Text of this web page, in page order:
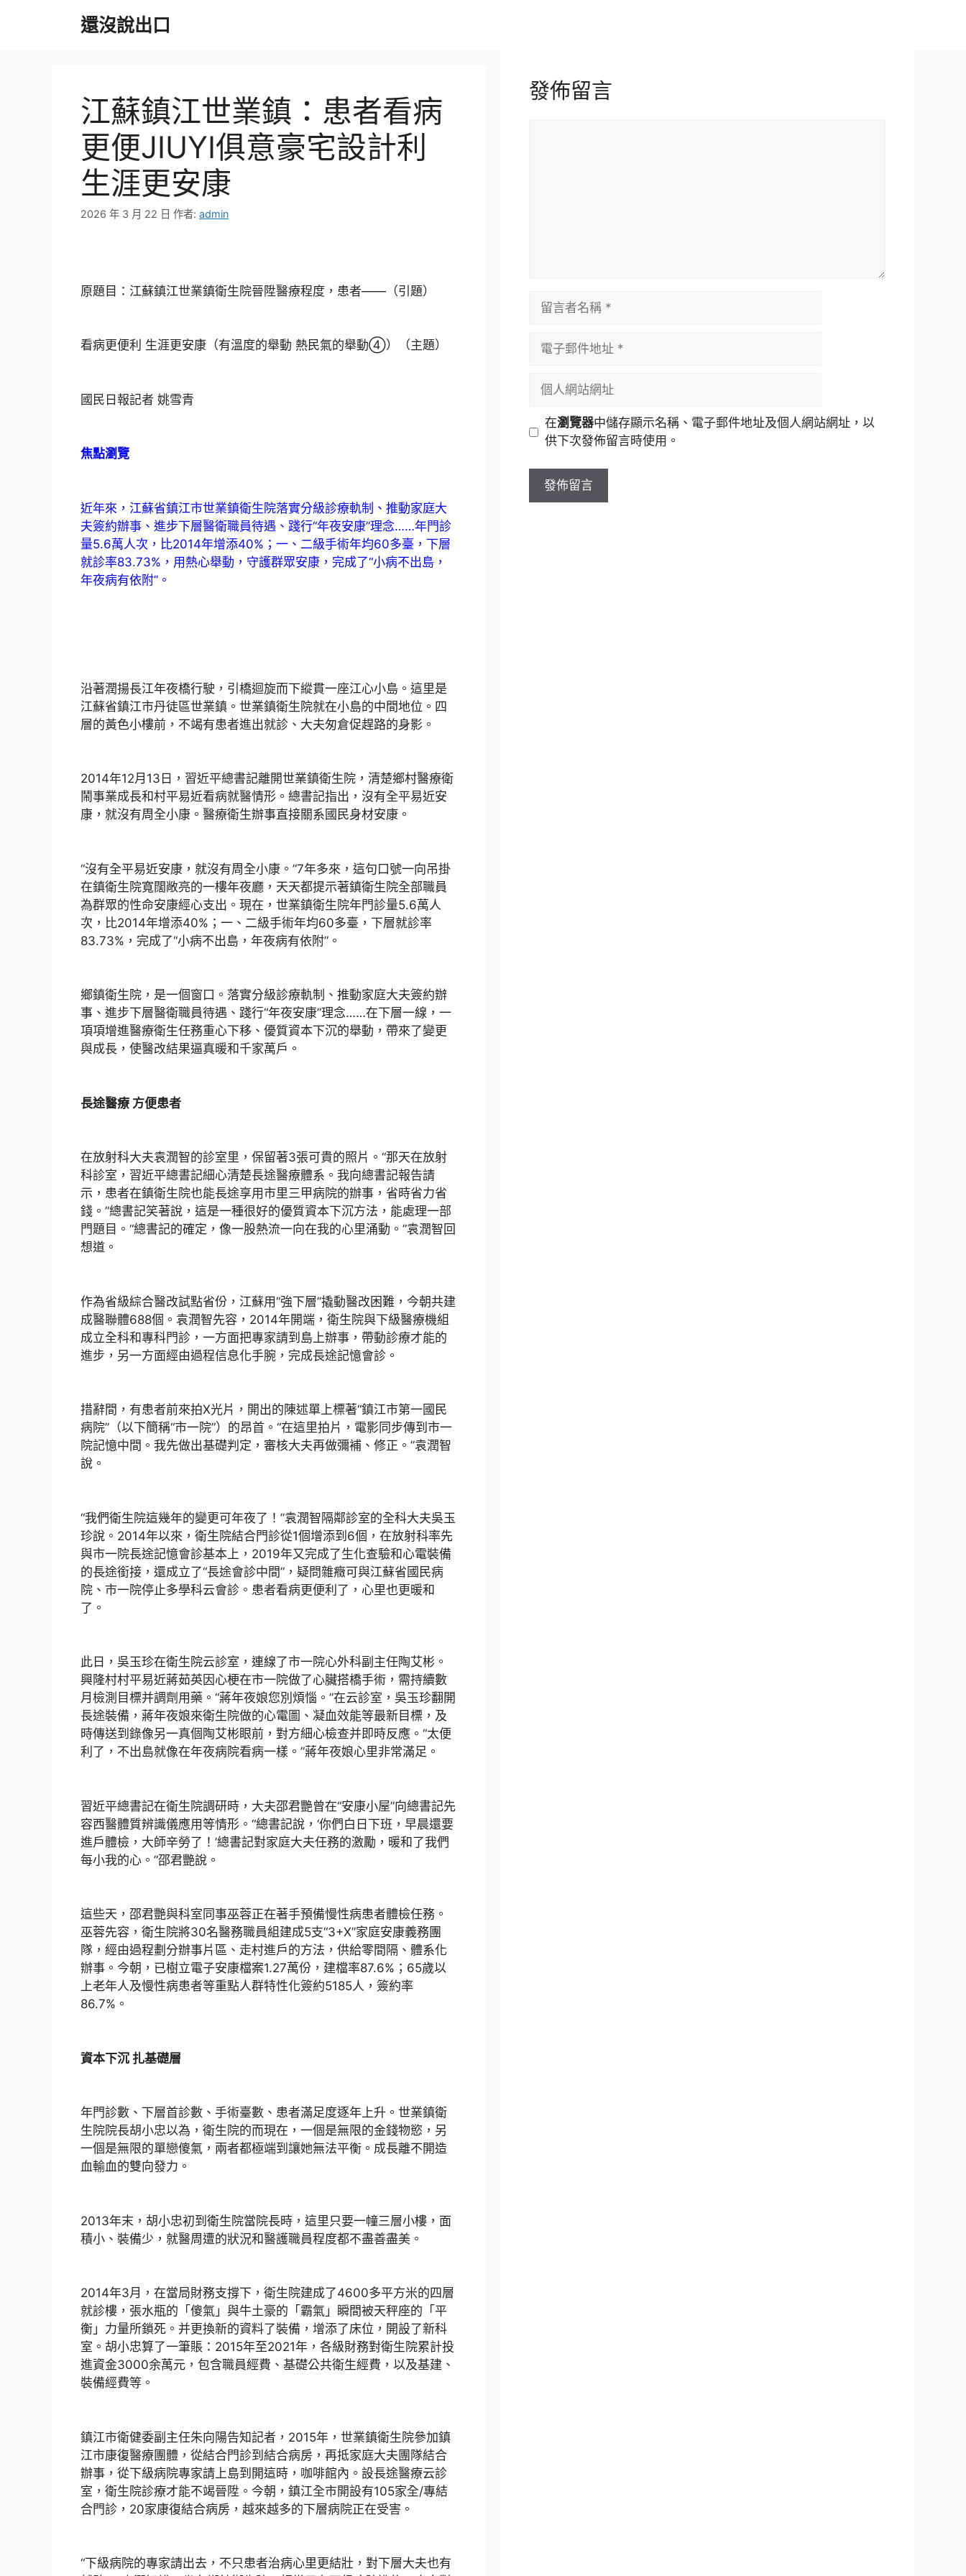
還沒說出口
江蘇鎮江世業鎮：患者看病
更便JIUYI俱意豪宅設計利
生涯更安康
2026 年 3 月 22 日 作者: admin
原題目：江蘇鎮江世業鎮衛生院晉陞醫療程度，患者——（引題）
看病更便利 生涯更安康（有溫度的舉動 熱民氣的舉動④）（主題）
國民日報記者 姚雪青
焦點瀏覽
近年來，江蘇省鎮江市世業鎮衛生院落實分級診療軌制、推動家庭大
夫簽約辦事、進步下層醫衛職員待遇、踐行“年夜安康”理念……年門診
量5.6萬人次，比2014年增添40%；一、二級手術年均60多臺，下層
就診率83.73%，用熱心舉動，守護群眾安康，完成了“小病不出島，
年夜病有依附”。
沿著潤揚長江年夜橋行駛，引橋迴旋而下縱貫一座江心小島。這里是
江蘇省鎮江市丹徒區世業鎮。世業鎮衛生院就在小島的中間地位。四
層的黃色小樓前，不竭有患者進出就診、大夫匆倉促趕路的身影。
2014年12月13日，習近平總書記離開世業鎮衛生院，清楚鄉村醫療衛
鬧事業成長和村平易近看病就醫情形。總書記指出，沒有全平易近安
康，就沒有周全小康。醫療衛生辦事直接關系國民身材安康。
“沒有全平易近安康，就沒有周全小康。”7年多來，這句口號一向吊掛
在鎮衛生院寬闊敞亮的一樓年夜廳，天天都提示著鎮衛生院全部職員
為群眾的性命安康經心支出。現在，世業鎮衛生院年門診量5.6萬人
次，比2014年增添40%；一、二級手術年均60多臺，下層就診率
83.73%，完成了“小病不出島，年夜病有依附”。
鄉鎮衛生院，是一個窗口。落實分級診療軌制、推動家庭大夫簽約辦
事、進步下層醫衛職員待遇、踐行“年夜安康”理念……在下層一線，一
項項增進醫療衛生任務重心下移、優質資本下沉的舉動，帶來了變更
與成長，使醫改結果逼真暖和千家萬戶。
長途醫療 方便患者
在放射科大夫袁潤智的診室里，保留著3張可貴的照片。“那天在放射
科診室，習近平總書記細心清楚長途醫療體系。我向總書記報告請
示，患者在鎮衛生院也能長途享用市里三甲病院的辦事，省時省力省
錢。”總書記笑著說，這是一種很好的優質資本下沉方法，能處理一部
門題目。“總書記的確定，像一股熱流一向在我的心里涌動。”袁潤智回
想道。
作為省級綜合醫改試點省份，江蘇用“強下層”撬動醫改困難，今朝共建
成醫聯體688個。袁潤智先容，2014年開端，衛生院與下級醫療機組
成立全科和專科門診，一方面把專家請到島上辦事，帶動診療才能的
進步，另一方面經由過程信息化手腕，完成長途記憶會診。
措辭間，有患者前來拍X光片，開出的陳述單上標著“鎮江市第一國民
病院”（以下簡稱“市一院”）的昂首。“在這里拍片，電影同步傳到市一
院記憶中間。我先做出基礎判定，審核大夫再做彌補、修正。”袁潤智
說。
“我們衛生院這幾年的變更可年夜了！”袁潤智隔鄰診室的全科大夫吳玉
珍說。2014年以來，衛生院結合門診從1個增添到6個，在放射科率先
與市一院長途記憶會診基本上，2019年又完成了生化查驗和心電裝備
的長途銜接，還成立了“長途會診中間”，疑問雜癥可與江蘇省國民病
院、市一院停止多學科云會診。患者看病更便利了，心里也更暖和
了。
此日，吳玉珍在衛生院云診室，連線了市一院心外科副主任陶艾彬。
興隆村村平易近蔣茹英因心梗在市一院做了心臟搭橋手術，需持續數
月檢測目標并調劑用藥。“蔣年夜娘您別煩惱。”在云診室，吳玉珍翻開
長途裝備，蔣年夜娘來衛生院做的心電圖、凝血效能等最新目標，及
時傳送到錄像另一真個陶艾彬眼前，對方細心檢查并即時反應。“太便
利了，不出島就像在年夜病院看病一樣。”蔣年夜娘心里非常滿足。
習近平總書記在衛生院調研時，大夫邵君艷曾在“安康小屋”向總書記先
容西醫體質辨識儀應用等情形。“總書記說，‘你們白日下班，早晨還要
進戶體檢，大師辛勞了！’總書記對家庭大夫任務的激勵，暖和了我們
每小我的心。”邵君艷說。
這些天，邵君艷與科室同事巫蓉正在著手預備慢性病患者體檢任務。
巫蓉先容，衛生院將30名醫務職員組建成5支“3+X”家庭安康義務團
隊，經由過程劃分辦事片區、走村進戶的方法，供給零間隔、體系化
辦事。今朝，已樹立電子安康檔案1.27萬份，建檔率87.6%；65歲以
上老年人及慢性病患者等重點人群特性化簽約5185人，簽約率
86.7%。
資本下沉 扎基礎層
年門診數、下層首診數、手術臺數、患者滿足度逐年上升。世業鎮衛
生院院長胡小忠以為，衛生院的而現在，一個是無限的金錢物慾，另
一個是無限的單戀傻氣，兩者都極端到讓她無法平衡。成長離不開造
血輸血的雙向發力。
2013年末，胡小忠初到衛生院當院長時，這里只要一幢三層小樓，面
積小、裝備少，就醫周遭的狀況和醫護職員程度都不盡善盡美。
2014年3月，在當局財務支撐下，衛生院建成了4600多平方米的四層
就診樓，張水瓶的「傻氣」與牛土豪的「霸氣」瞬間被天秤座的「平
衡」力量所鎖死。并更換新的資料了裝備，增添了床位，開設了新科
室。胡小忠算了一筆賬：2015年至2021年，各級財務對衛生院累計投
進資金3000余萬元，包含職員經費、基礎公共衛生經費，以及基建、
裝備經費等。
鎮江市衛健委副主任朱向陽告知記者，2015年，世業鎮衛生院參加鎮
江市康復醫療團體，從結合門診到結合病房，再抵家庭大夫團隊結合
辦事，從下級病院專家請上島到開這時，咖啡館內。設長途醫療云診
室，衛生院診療才能不竭晉陞。今朝，鎮江全市開設有105家全/專結
合門診，20家康復結合病房，越來越多的下層病院正在受害。
“下級病院的專家請出去，不只患者治病心里更結壯，對下層大夫也有
發佈留言
址
站
址
在瀏覽器中儲存顯示名稱、電子郵件地址及個人網站網址，以
供下次發佈留言時使用。